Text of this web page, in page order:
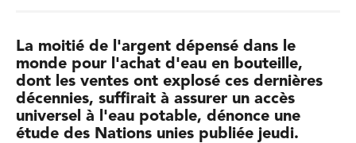
La moitié de l'argent dépensé dans le
monde pour l'achat d'eau en bouteille,
dont les ventes ont explosé ces dernières
décennies, suffirait à assurer un accès
universel à l'eau potable, dénonce une
étude des Nations unies publiée jeudi.